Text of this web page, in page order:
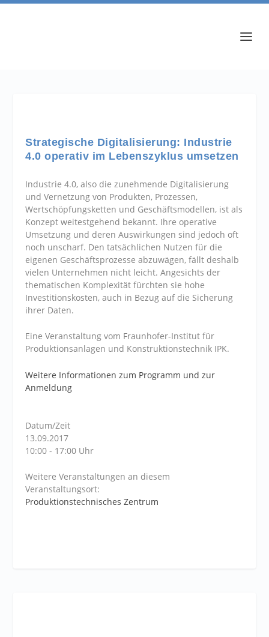
Strategische Digitalisierung: Industrie
4.0 operativ im Lebenszyklus umsetzen
Industrie 4.0, also die zunehmende Digitalisierung
und Vernetzung von Produkten, Prozessen,
Wertschöpfungsketten und Geschäftsmodellen, ist als
Konzept weitestgehend bekannt. Ihre operative
Umsetzung und deren Auswirkungen sind jedoch oft
noch unscharf. Den tatsächlichen Nutzen für die
eigenen Geschäftsprozesse abzuwägen, fällt deshalb
vielen Unternehmen nicht leicht. Angesichts der
thematischen Komplexität fürchten sie hohe
Investitionskosten, auch in Bezug auf die Sicherung
ihrer Daten.
Eine Veranstaltung vom Fraunhofer-Institut für
Produktionsanlagen und Konstruktionstechnik IPK.
Weitere Informationen zum Programm und zur
Anmeldung
Datum/Zeit
13.09.2017
10:00 - 17:00 Uhr
Weitere Veranstaltungen an diesem
Veranstaltungsort:
Produktionstechnisches Zentrum